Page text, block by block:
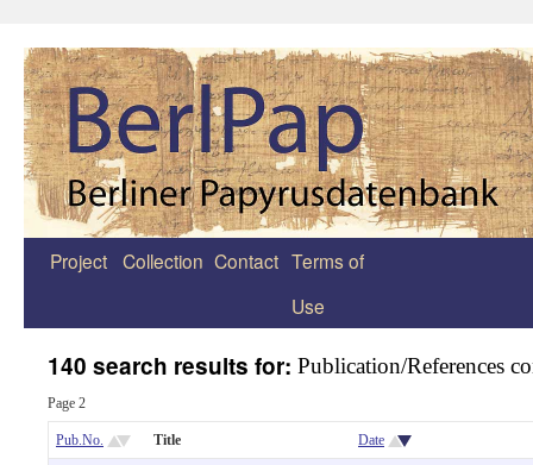
Zum
Project Collection Contact Terms of
Use
140 search results for: Publication/References
Page 2
Pub.No. Title Date